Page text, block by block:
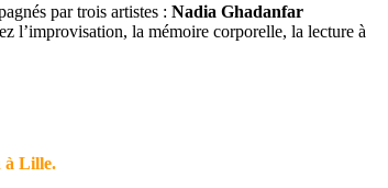
par trois artistes : Nadia Ghadanfar
l’improvisation, la mémoire corporelle, la lecture à
à Lille.